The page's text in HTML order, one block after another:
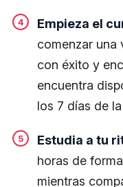
Empieza el
comenzar una
con éxito y
encuentra
los 7 días de
Estudia a tu
horas de
mientras